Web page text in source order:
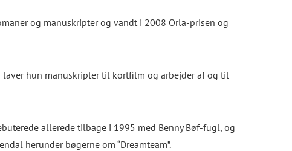
og manuskripter og vandt i 2008 Orla-prisen og
laver hun manuskripter til kortfilm og arbejder af og til
allerede tilbage i 1995 med Benny Bøf-fugl, og
herunder bøgerne om “Dreamteam”.